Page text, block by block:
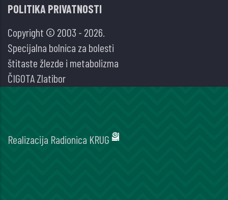
POLITIKA PRIVATNOSTI
Copyright © 2003 - 2026.
Specijalna bolnica za bolesti
štitaste žlezde i metabolizma
ČIGOTA Zlatibor
Realizacija Radionica KRUG